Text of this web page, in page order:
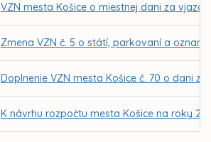
VZN mesta Košice o miestnej dani za
Zmena VZN č. 5 o státí, parkovaní a
Doplnenie VZN mesta Košice č. 70 o dani
K návrhu rozpočtu mesta Košice na roky